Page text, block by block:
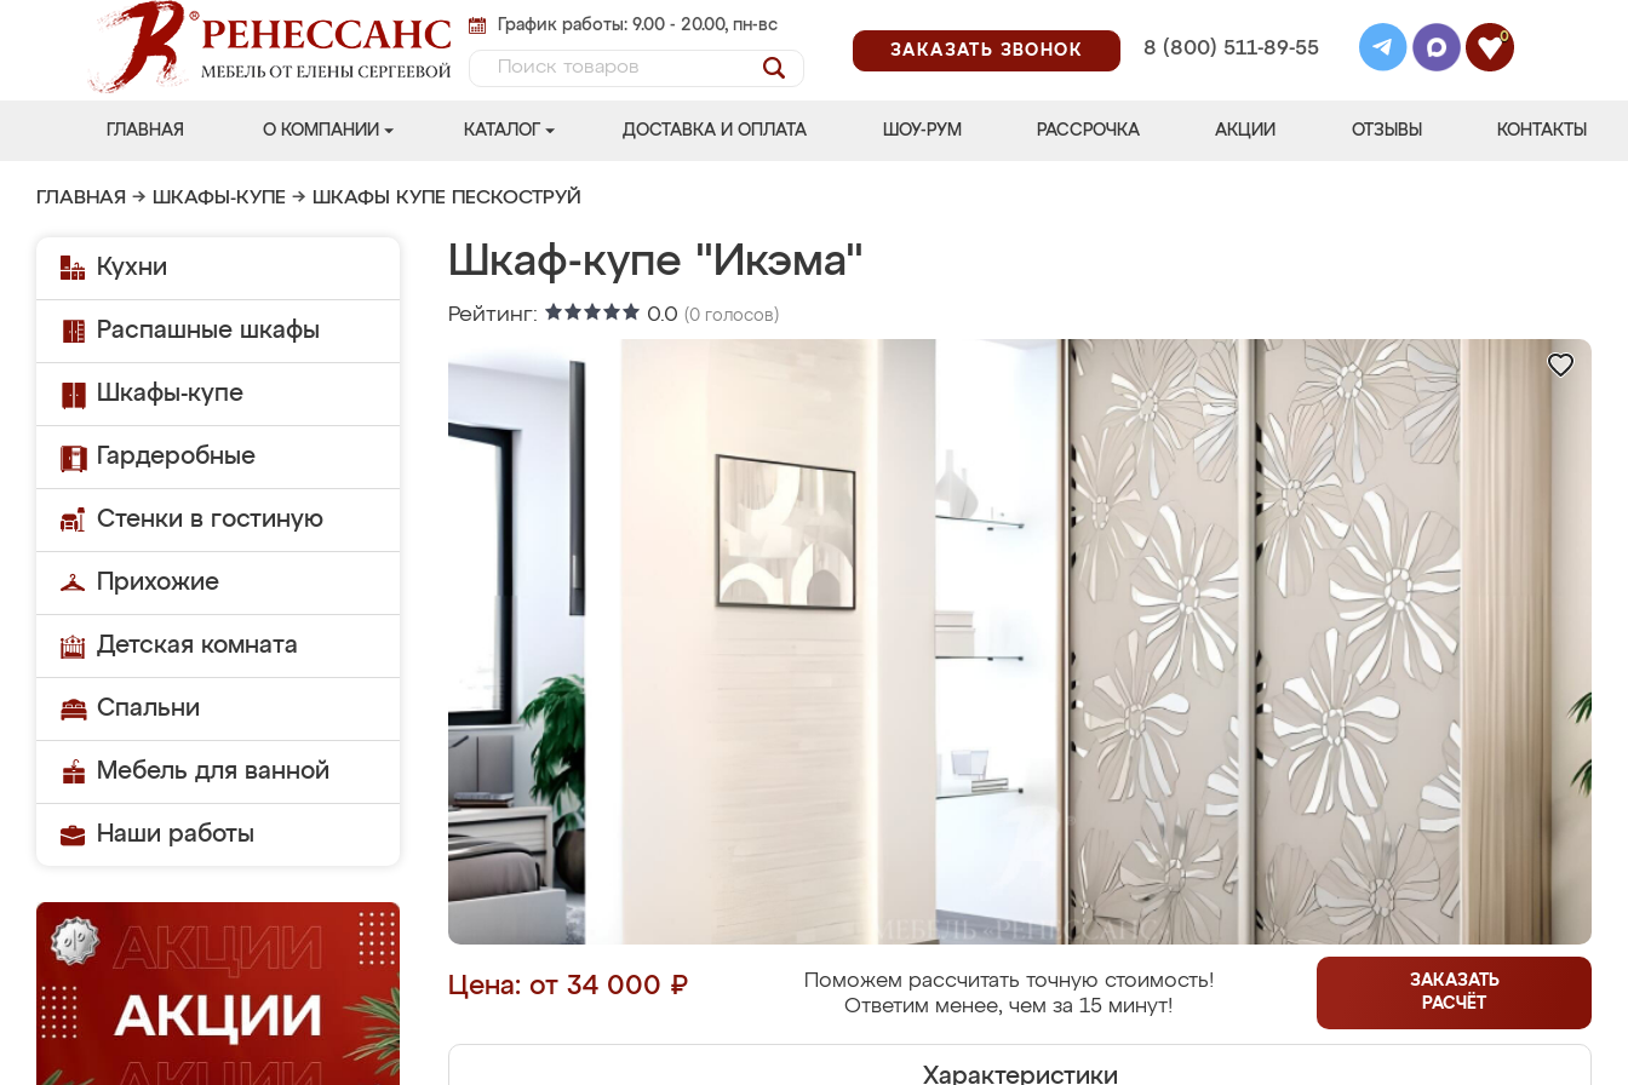
График работы: 9.00 - 20.00, пн-вс
ЗАКАЗАТЬ ЗВОНОК
8 (800) 511-89-55
0
ГЛАВНАЯ О КОМПАНИИ КАТАЛОГ ДОСТАВКА И ОПЛАТА ШОУ-РУМ РАССРОЧКА АКЦИИ ОТЗЫВЫ КОНТАКТЫ
ГЛАВНАЯ → ШКАФЫ-КУПЕ → ШКАФЫ КУПЕ ПЕСКОСТРУЙ
Кухни
Распашные шкафы
Шкафы-купе
Гардеробные
Стенки в гостиную
Прихожие
Детская комната
Спальни
Мебель для ванной
Наши работы
Шкаф-купе "Икэма"
Рейтинг: 0.0 (0 голосов)
Цена: от 34 000 ₽
Поможем рассчитать точную стоимость!
Ответим менее, чем за 15 минут!
ЗАКАЗАТЬ
РАСЧЁТ
Характеристики